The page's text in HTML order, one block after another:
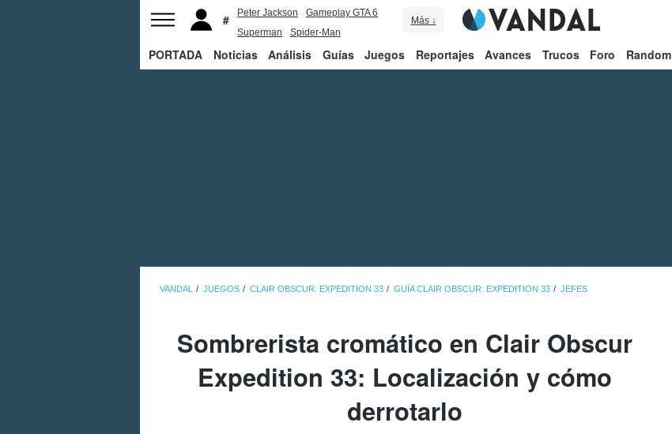
Peter Jackson
Gameplay GTA 6
Superman
Spider-Man
Más ↓
PORTADA Noticias Análisis Guías Juegos Reportajes Avances Trucos Foro Random
VANDAL JUEGOS CLAIR OBSCUR: EXPEDITION 33 GUÍA CLAIR OBSCUR: EXPEDITION 33 JEFES
Sombrerista cromático en Clair Obscur
Expedition 33: Localización y cómo
derrotarlo